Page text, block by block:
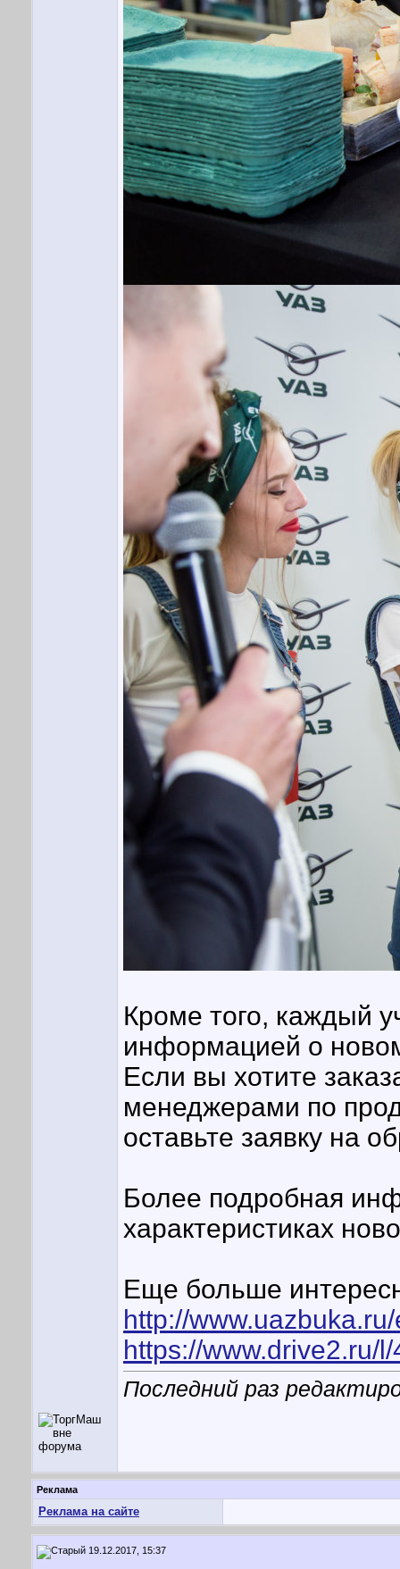
Кроме того, каждый
информацией о
Если вы хотите
менеджерами по
оставьте заявку на
Более подробная
характеристиках
Еще больше
http://
https://www.drive2.ru/
Последний раз
Реклама
Реклама на сайте
19.12.2017, 15:37